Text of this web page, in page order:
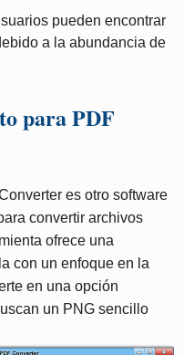
pueden encontrar
a la abundancia de
para PDF
es otro software
convertir archivos
ofrece una
con un enfoque en la
en una opción
un PNG sencillo